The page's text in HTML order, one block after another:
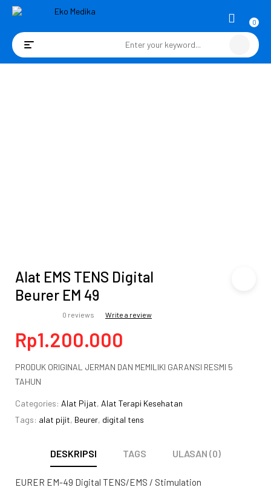
0
Toggle
Alat EMS TENS Digital
Beurer EM 49
0 reviews Write a review
Rp1.200.000
PRODUK ORIGINAL JERMAN DAN MEMILIKI GARANSI RESMI 5
TAHUN
Categories: Alat Pijat, Alat Terapi Kesehatan
Tags: alat pijit, Beurer, digital tens
DESKRIPSI TAGS ULASAN (0)
EURER EM-49 Digital TENS/EMS / Stimulation